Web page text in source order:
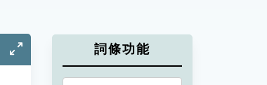
詞條功能